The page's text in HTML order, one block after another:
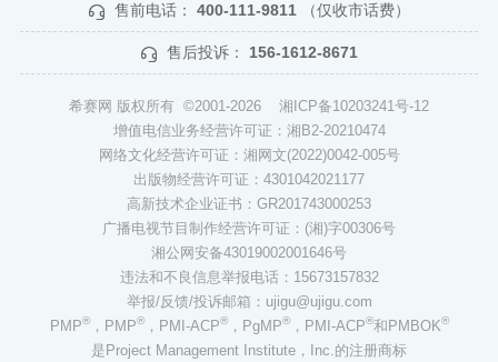
售前电话： 400-111-9811 （仅收市话费）
售后投诉： 156-1612-8671
希赛网 版权所有 ©2001-2026 湘ICP备10203241号-12
增值电信业务经营许可证：湘B2-20210474
网络文化经营许可证：湘网文(2022)0042-005号
出版物经营许可证：4301042021177
高新技术企业证书：GR201743000253
广播电视节目制作经营许可证：(湘)字00306号
湘公网安备43019002001646号
违法和不良信息举报电话：15673157832
举报/反馈/投诉邮箱：ujigu@ujigu.com
PMP®，PMP®，PMI-ACP®，PgMP®，PMI-ACP®和PMBOK®
是Project Management Institute，Inc.的注册商标